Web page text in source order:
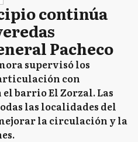
continúa
Pacheco
supervisó los
con
barrio El Zorzal. Las
las localidades del
la circulación y la